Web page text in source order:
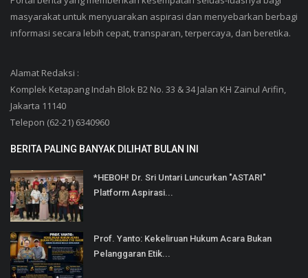
masyarakat untuk menyuarakan aspirasi dan menyebarkan berbagi
informasi secara lebih cepat, transparan, terpercaya, dan beretika.
Alamat Redaksi :
Komplek Ketapang Indah Blok B2 No. 33 & 34 Jalan KH Zainul Arifin,
Jakarta 11140
Telepon (62-21) 6340960
BERITA PALING BANYAK DILIHAT BULAN INI
*HEBOH! Dr. Sri Untari Luncurkan "ASTARI"
Platform Aspirasi...
Prof. Yanto: Kekeliruan Hukum Acara Bukan
Pelanggaran Etik...